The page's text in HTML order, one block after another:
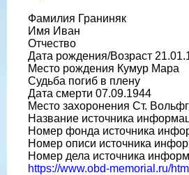
Фамилия Граниняк
Имя Иван
Отчество
Дата рождения/Возраст
Место рождения Кумур Мара
Судьба погиб в плену
Дата смерти 07.09.1944
Место захоронения Ст.
Название источника
Номер фонда источника
Номер описи источника
Номер дела источника
https://www.obd-memorial.ru/